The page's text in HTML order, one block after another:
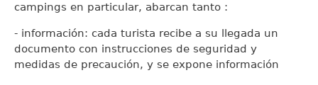
campings en particular, abarcan tanto :
- información: cada turista recibe a su llegada un
documento con instrucciones de seguridad y
medidas de precaución, y se expone información